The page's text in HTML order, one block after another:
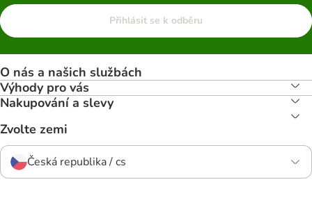
Přihlásit se k odběru
O nás a našich službách
Výhody pro vás
Nakupování a slevy
Zvolte zemi
Česká republika / cs